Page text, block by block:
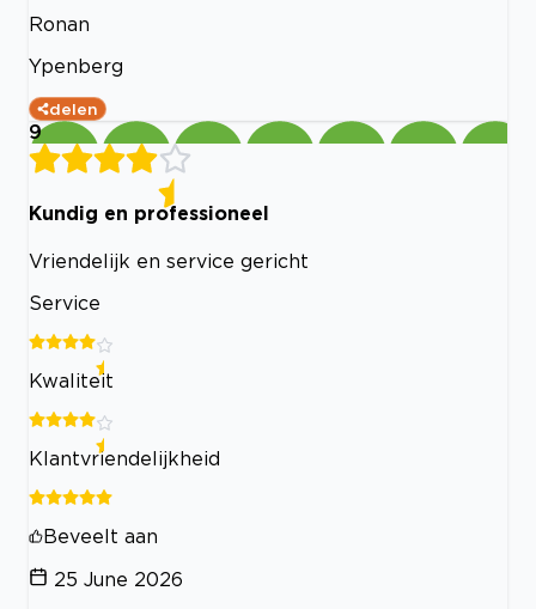
Ronan
Ypenberg
delen
9
Kundig en professioneel
Vriendelijk en service gericht
Service
Kwaliteit
Klantvriendelijkheid
Beveelt aan
25 June 2026